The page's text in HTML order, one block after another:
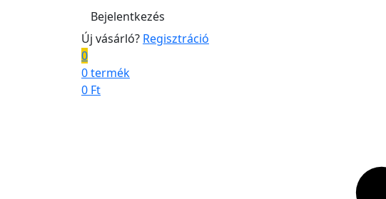
Bejelentkezés
Új vásárló? Regisztráció
0
0 termék
0 Ft